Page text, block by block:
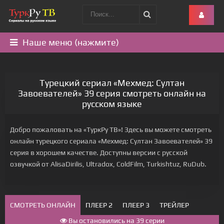
Наше меню (нажмите)
Турецкий сериал «Мехмед: Султан
Завоевателей» 39 серия смотреть онлайн на
русском языке
Добро пожаловать на «ТуркРу ТВ»! Здесь вы можете смотреть
онлайн турецкого сериала «Мехмед: Султан Завоевателей» 39
серия в хорошем качестве. Доступны версии с русской
озвучкой от AlisaDirilis, Ultradox, ColdFilm, Turkishtuz, RuDub.
СМОТРЕТЬ ОНЛАЙН ПЛЕЕР 2 ПЛЕЕР 3
ТРЕЙЛЕР
Вы остановились на 39 серии